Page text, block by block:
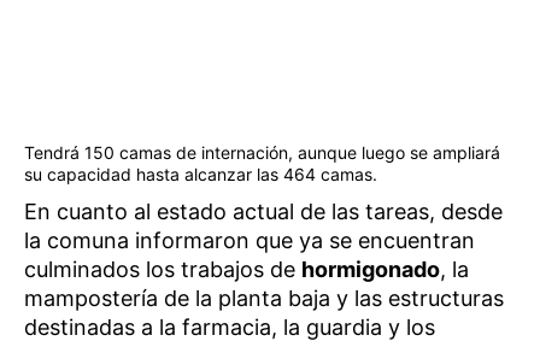
Tendrá 150 camas de internación, aunque luego se ampliará
su capacidad hasta alcanzar las 464 camas.
En cuanto al estado actual de las tareas, desde
la comuna informaron que ya se encuentran
culminados los trabajos de hormigonado, la
mampostería de la planta baja y las estructuras
destinadas a la farmacia, la guardia y los